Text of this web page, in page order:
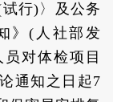
行)〉及公务
》(人社部发
员对体检项目
通知之日起7